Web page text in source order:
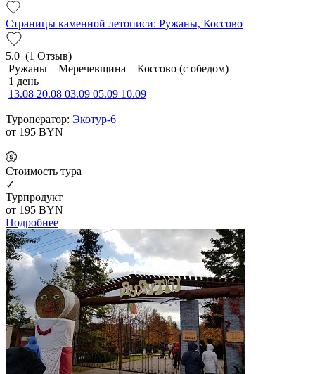
Страницы каменной летописи: Ружаны, Коссово
5.0 (1 Отзыв)
Ружаны – Меречевщина – Коссово (с обедом)
1 день
13.08 20.08 03.09 05.09 10.09
Туроператор: Экотур-6
от 195 BYN
Cтоимость тура
✓
Турпродукт
от 195 BYN
Подробнее